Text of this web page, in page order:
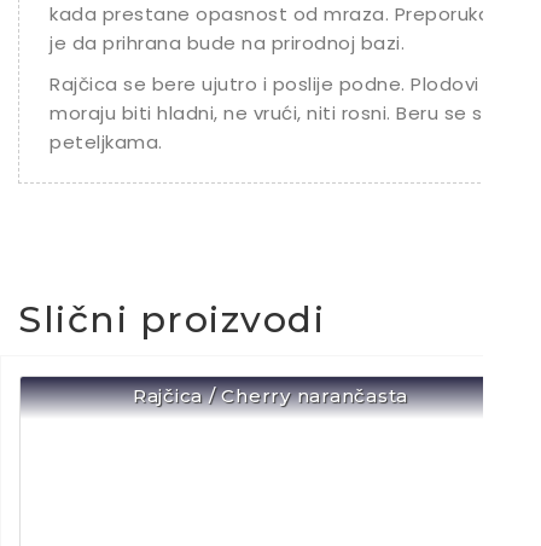
kada prestane opasnost od mraza. Preporuka
je da prihrana bude na prirodnoj bazi.
Rajčica se bere ujutro i poslije podne. Plodovi
moraju biti hladni, ne vrući, niti rosni. Beru se s
peteljkama.
Slični proizvodi
Rajčica / Cherry narančasta